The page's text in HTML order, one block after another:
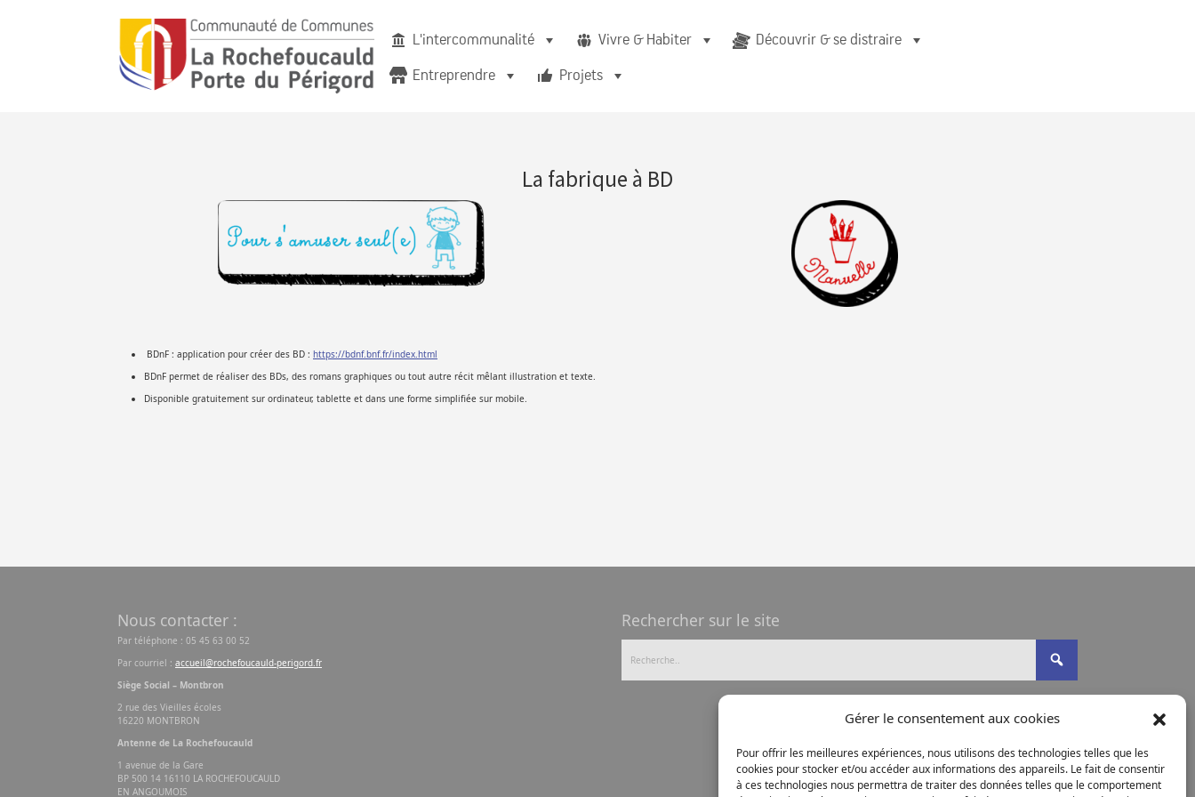
Gérer le consentement aux cookies
Pour offrir les meilleures expériences, nous utilisons des technologies telles que les
cookies pour stocker et/ou accéder aux informations des appareils. Le fait de consentir
à ces technologies nous permettra de traiter des données telles que le comportement
L'intercommunalité Vivre & Habiter
Découvrir & se distraire
Entreprendre
Projets
La fabrique à BD
BDnF : application pour créer des BD : https://bdnf.bnf.fr/index.html
BDnF permet de réaliser des BDs, des romans graphiques ou tout autre récit mêlant illustration et texte.
Disponible gratuitement sur ordinateur, tablette et dans une forme simplifiée sur mobile.
Nous contacter :
Par téléphone : 05 45 63 00 52
Par courriel : accueil@rochefoucauld-perigord.fr
Siège Social – Montbron
2 rue des Vieilles écoles
16220 MONTBRON
Antenne de La Rochefoucauld
1 avenue de la Gare
BP 500 14 16110 LA ROCHEFOUCAULD
EN ANGOUMOIS
Rechercher sur le site